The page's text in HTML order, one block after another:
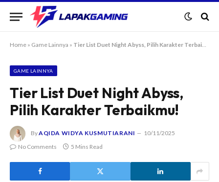
Home » Game Lainnya » Tier List Duet Night Abyss, Pilih Karakter Terbaikmu!
GAME LAINNYA
Tier List Duet Night Abyss,
Pilih Karakter Terbaikmu!
ByAQIDA WIDYA KUSMUTIARANI
10/11/2025
No Comments
5 Mins Read